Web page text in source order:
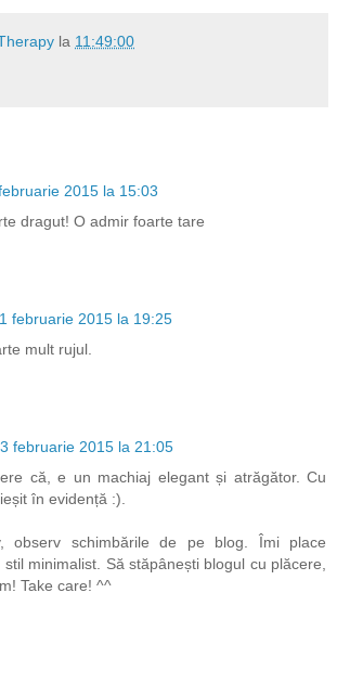
la 11:49:00
2015 la 15:03
dragut! O admir foarte tare
februarie 2015 la 19:25
mult rujul.
februarie 2015 la 21:05
că, e un machiaj elegant și atrăgător. Cu
în evidență :).
observ schimbările de pe blog. Îmi place
minimalist. Să stăpânești blogul cu plăcere,
Take care! ^^